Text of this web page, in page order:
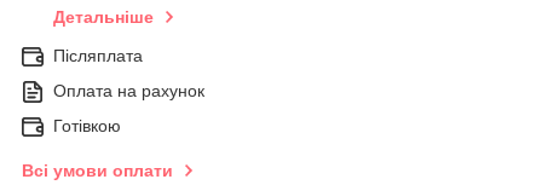
Детальніше
Післяплата
Оплата на рахунок
Готівкою
Всі умови оплати